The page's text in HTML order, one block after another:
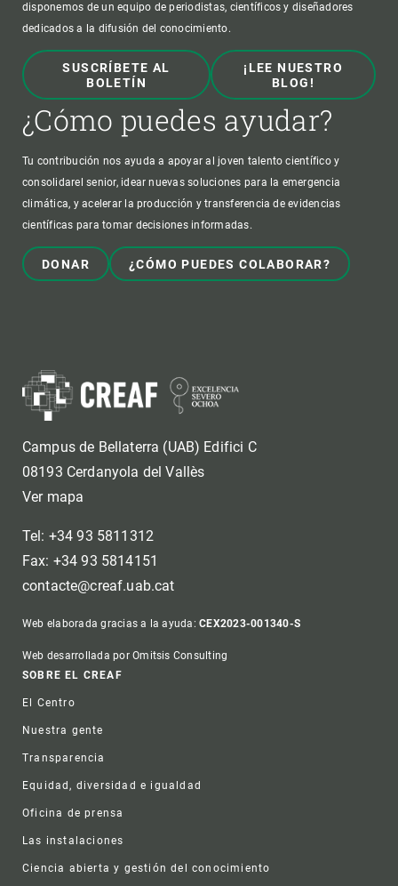
disponemos de un equipo de periodistas, científicos y diseñadores
dedicados a la difusión del conocimiento.
SUSCRÍBETE AL
BOLETÍN
¡LEE NUESTRO
BLOG!
¿Cómo puedes ayudar?
Tu contribución nos ayuda a apoyar al joven talento científico y
consolidarel senior, idear nuevas soluciones para la emergencia
climática, y acelerar la producción y transferencia de evidencias
científicas para tomar decisiones informadas.
DONAR ¿CÓMO PUEDES COLABORAR?
Campus de Bellaterra (UAB) Edifici C
08193 Cerdanyola del Vallès
Ver mapa
Tel: +34 93 5811312
Fax: +34 93 5814151
contacte@creaf.uab.cat
Web elaborada gracias a la ayuda:CEX2023-001340-S
Web desarrollada por Omitsis Consulting
Footer
SOBRE EL CREAF
El Centro
Nuestra gente
Transparencia
Equidad, diversidad e igualdad
Oficina de prensa
Las instalaciones
Ciencia abierta y gestión del conocimiento